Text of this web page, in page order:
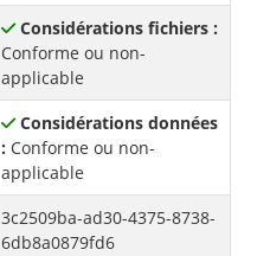
Considérations fichiers :
Conforme ou non-
applicable
Considérations données
: Conforme ou non-
applicable
3c2509ba-ad30-4375-8738-
6db8a0879fd6